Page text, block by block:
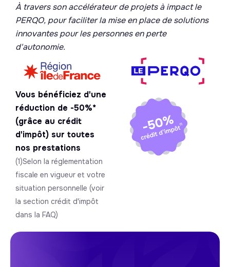
À travers son accélérateur de projets à impact le
PERQO, pour faciliter la mise en place de solutions
innovantes pour les personnes en perte
d'autonomie.
Vous bénéficiez d'une
réduction de -50%*
(grâce au crédit
d'impôt) sur toutes
nos prestations
(1)Selon la réglementation
fiscale en vigueur et votre
situation personnelle (voir
la section crédit d'impôt
dans la FAQ)